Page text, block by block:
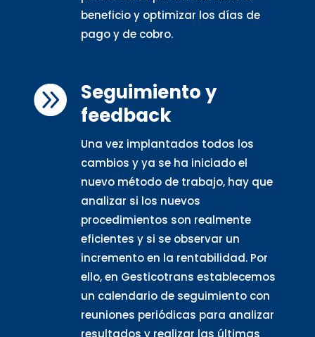
beneficio y optimizar los días de
pago y de cobro.
 Seguimiento y
feedback
Una vez implantados todos los
cambios y ya se ha iniciado el
nuevo método de trabajo, hay que
analizar si los nuevos
procedimientos son realmente
eficientes y si se observar un
incremento en la rentabilidad. Por
ello, en Gesticotrans establecemos
un calendario de seguimiento con
reuniones periódicas para analizar
resultados y realizar las últimas